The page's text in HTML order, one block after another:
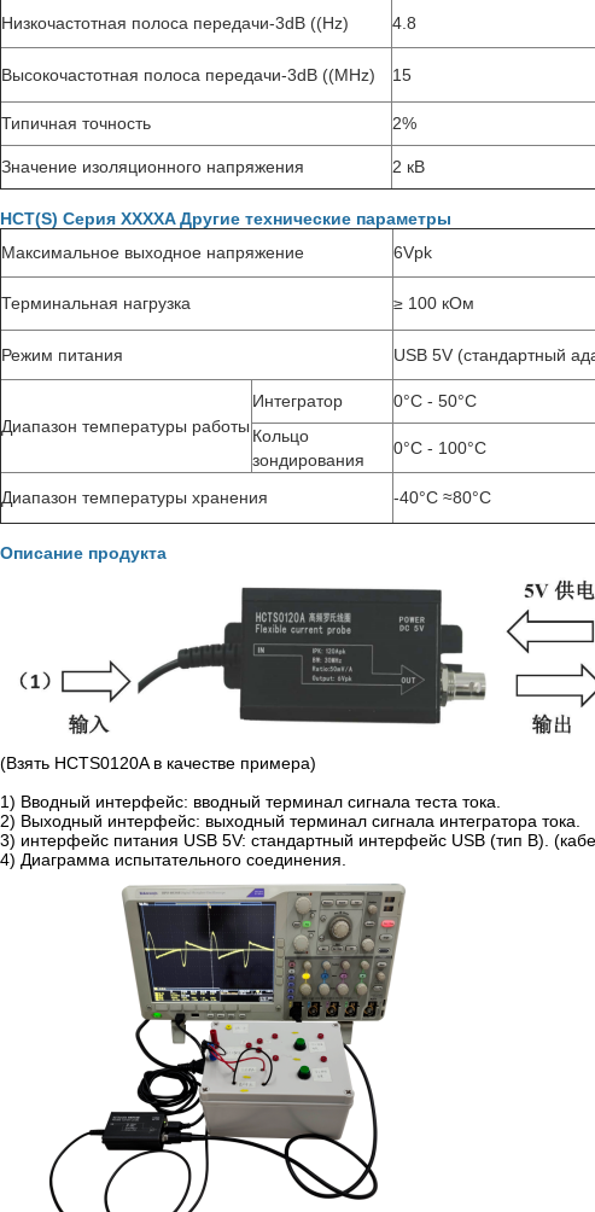
Низкочастотная полоса передачи-3dB ((Hz) 4.8
Высокочастотная полоса передачи-3dB ((MHz) 15
Типичная точность 2%
Значение изоляционного напряжения 2 кВ
HCT(S) Серия XXXXA Другие технические параметры
Максимальное выходное напряжение
6Vpk
Терминальная нагрузка ≥ 100 кОм
Режим питания USB 5V (стандартный
Диапазон температуры работы
Интегратор
0°C - 50°C
Кольцо
зондирования
0°C - 100°C
Диапазон температуры хранения -40°C ≈80°C
Описание продукта
(Взять HCTS0120A в качестве примера)
1) Вводный интерфейс: вводный терминал сигнала теста тока.
2) Выходный интерфейс: выходный терминал сигнала интегратора тока.
3) интерфейс питания USB 5V: стандартный интерфейс USB (тип B).
4) Диаграмма испытательного соединения.